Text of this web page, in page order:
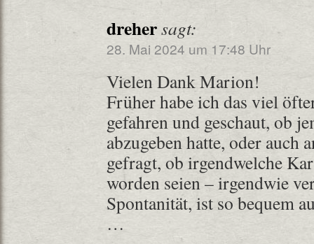
drehersagt:
28. Mai 2024 um 17:48 Uhr
Vielen Dank Marion!
Früher habe ich das viel
gefahren und geschaut, ob
abzugeben hatte, oder auch
gefragt, ob irgendwelche
worden seien – irgendwie
Spontanität, ist so bequem
…